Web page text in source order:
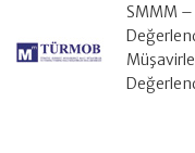
Yetkisi
Verildi
için
SMMM –